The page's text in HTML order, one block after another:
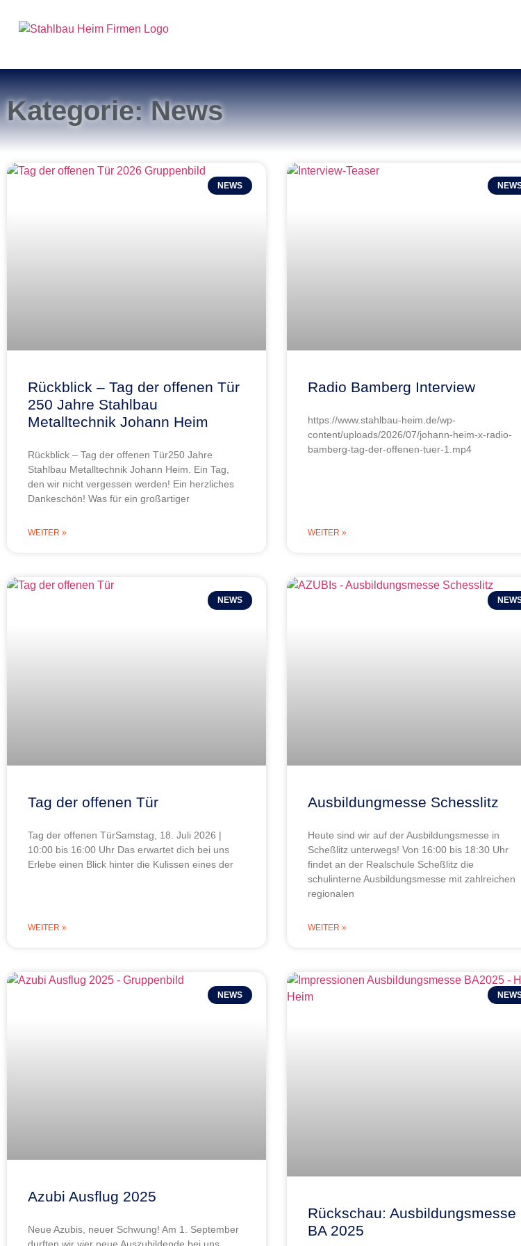
Kategorie: News
NEWS
Rückblick – Tag der offenen Tür
250 Jahre Stahlbau
Metalltechnik Johann Heim
Rückblick – Tag der offenen Tür250 Jahre
Stahlbau Metalltechnik Johann Heim. Ein Tag,
den wir nicht vergessen werden! Ein herzliches
Dankeschön! Was für ein großartiger
WEITER »
Radio Bamberg Interview
https://www.stahlbau-heim.de/wp-
content/uploads/2026/07/johann-heim-x-radio-
bamberg-tag-der-offenen-tuer-1.mp4
WEITER »
NEWS
Tag der offenen Tür
Tag der offenen TürSamstag, 18. Juli 2026 |
10:00 bis 16:00 Uhr Das erwartet dich bei uns
Erlebe einen Blick hinter die Kulissen eines der
WEITER »
Ausbildungmesse Schesslitz
Heute sind wir auf der Ausbildungsmesse in
Scheßlitz unterwegs! Von 16:00 bis 18:30 Uhr
findet an der Realschule Scheßlitz die
schulinterne Ausbildungsmesse mit zahlreichen
regionalen
WEITER »
NEWS
Azubi Ausflug 2025
Neue Azubis, neuer Schwung! Am 1. September
Rückschau: Ausbildungsmesse
BA 2025